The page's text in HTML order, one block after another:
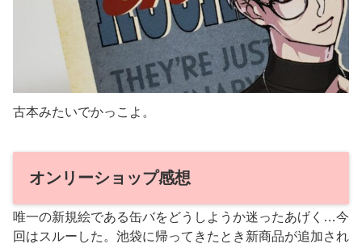
古本みたいでかっこよ。
オンリーショップ感想
唯一の新規絵である缶バをどうしようか迷ったあげく…今
回はスルーした。池袋に帰ってきたとき新商品が追加され